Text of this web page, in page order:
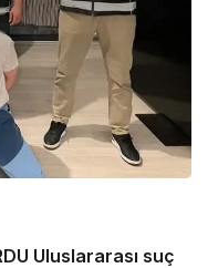
Uluslararası suç